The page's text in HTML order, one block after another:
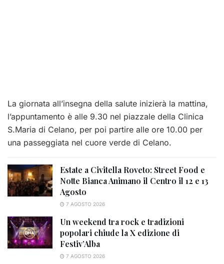
La giornata all’insegna della salute inizierà la mattina,
l’appuntamento è alle 9.30 nel piazzale della Clinica
S.Maria di Celano, per poi partire alle ore 10.00 per
una passeggiata nel cuore verde di Celano.
Estate a Civitella Roveto: Street Food e
Notte Bianca Animano il Centro il 12 e 13
Agosto
7 AGOSTO 2026
Un weekend tra rock e tradizioni
popolari chiude la X edizione di
Festiv’Alba
7 AGOSTO 2026